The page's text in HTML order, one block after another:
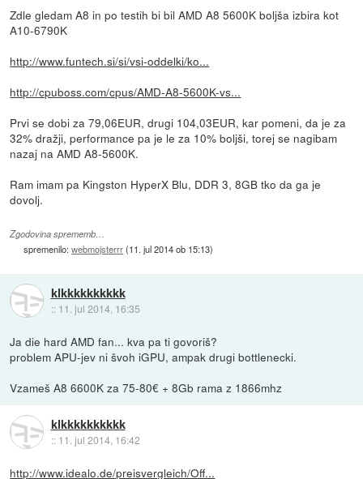
Zdle gledam A8 in po testih bi bil AMD A8 5600K boljša izbira kot
A10-6790K
http://www.funtech.si/si/vsi-oddelki/ko...
http://cpuboss.com/cpus/AMD-A8-5600K-vs...
Prvi se dobi za 79,06EUR, drugi 104,03EUR, kar pomeni, da je za
32% dražji, performance pa je le za 10% boljši, torej se nagibam
nazaj na AMD A8-5600K.
Ram imam pa Kingston HyperX Blu, DDR 3, 8GB tko da ga je
dovolj.
Zgodovina sprememb…
spremenilo:webmojsterrr(11. jul 2014 ob 15:13)
klkkkkkkkkkk
:: 11. jul 2014, 16:35
Ja die hard AMD fan... kva pa ti govoriš?
problem APU-jev ni švoh iGPU, ampak drugi bottlenecki.
Vzameš A8 6600K za 75-80€ + 8Gb rama z 1866mhz
klkkkkkkkkkk
:: 11. jul 2014, 16:42
http://www.idealo.de/preisvergleich/Off...